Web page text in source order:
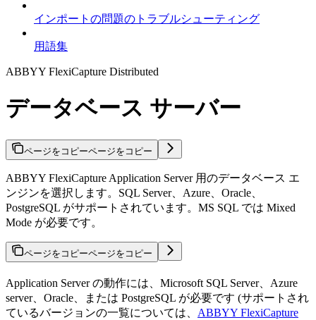
インポートの問題のトラブルシューティング
用語集
ABBYY FlexiCapture Distributed
データベース サーバー
ページをコピーページをコピー
ABBYY FlexiCapture Application Server 用のデータベース エ
ンジンを選択します。SQL Server、Azure、Oracle、
PostgreSQL がサポートされています。MS SQL では Mixed
Mode が必要です。
ページをコピーページをコピー
Application Server の動作には、Microsoft SQL Server、Azure
server、Oracle、または PostgreSQL が必要です (サポートされ
ているバージョンの一覧については、 ABBYY FlexiCapture